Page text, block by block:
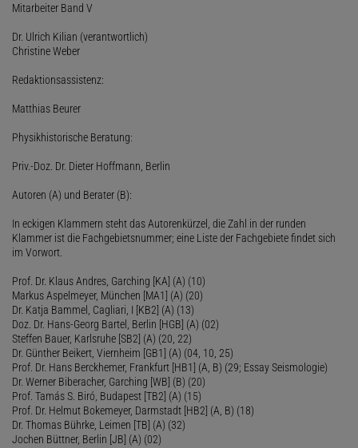
Mitarbeiter Band V
Dr. Ulrich Kilian (verantwortlich)
Christine Weber
Redaktionsassistenz:
Matthias Beurer
Physikhistorische Beratung:
Priv.-Doz. Dr. Dieter Hoffmann, Berlin
Autoren (A) und Berater (B):
In eckigen Klammern steht das Autorenkürzel, die Zahl in der runden
Klammer ist die Fachgebietsnummer; eine Liste der Fachgebiete findet sich
im Vorwort.
Prof. Dr. Klaus Andres, Garching [KA] (A) (10)
Markus Aspelmeyer, München [MA1] (A) (20)
Dr. Katja Bammel, Cagliari, I [KB2] (A) (13)
Doz. Dr. Hans-Georg Bartel, Berlin [HGB] (A) (02)
Steffen Bauer, Karlsruhe [SB2] (A) (20, 22)
Dr. Günther Beikert, Viernheim [GB1] (A) (04, 10, 25)
Prof. Dr. Hans Berckhemer, Frankfurt [HB1] (A, B) (29; Essay Seismologie)
Dr. Werner Biberacher, Garching [WB] (B) (20)
Prof. Tamás S. Biró, Budapest [TB2] (A) (15)
Prof. Dr. Helmut Bokemeyer, Darmstadt [HB2] (A, B) (18)
Dr. Thomas Bührke, Leimen [TB] (A) (32)
Jochen Büttner, Berlin [JB] (A) (02)